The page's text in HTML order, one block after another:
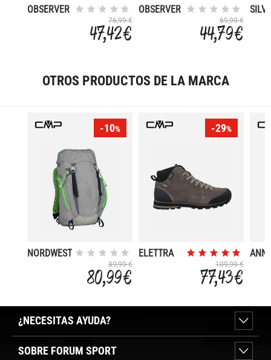
OBSERVER
76,99 €
47,42 €
OBSERVER
69,99 €
44,79 €
OTROS PRODUCTOS DE LA MARCA
-10%
NORDWEST
89,99 €
80,99 €
-29%
ELETTRA
109,99 €
77,43 €
¿NECESITAS AYUDA?
SOBRE FORUM SPORT